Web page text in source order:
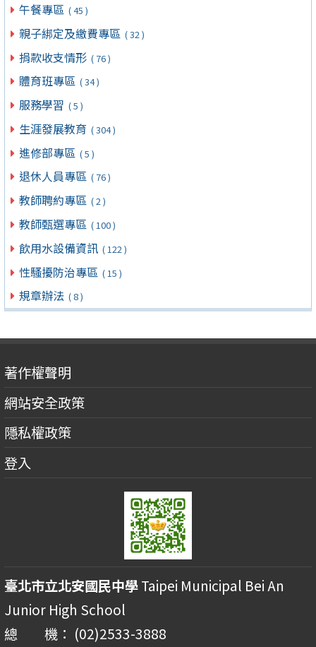
午餐專區 ( 45 )
親子綁定及繳費專區 ( 32 )
捐款收支情形 ( 76 )
體育班專區 ( 34 )
服務學習 ( 5 )
生涯發展教育 ( 304 )
進修部專區 ( 5 )
退休人員專區 ( 76 )
教師聘約專區 ( 2 )
教師甄選專區 ( 100 )
飲用水設備資訊 ( 122 )
性騷擾防治專區 ( 15 )
規章辦法 ( 8 )
著作權聲明
網站安全政策
隱私權政策
登入
臺北市立北安國民中學Taipei Municipal Bei An
Junior High School
總 機： (02)2533-3888